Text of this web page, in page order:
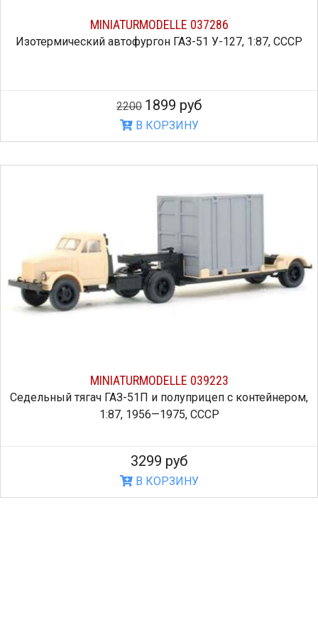
MINIATURMODELLE 037286
Изотермический автофургон ГАЗ-51 У-127, 1:87, СССР
2200 1899 руб
В КОРЗИНУ
MINIATURMODELLE 039223
Седельный тягач ГАЗ-51П и полуприцеп с контейнером,
1:87, 1956—1975, СССР
3299 руб
В КОРЗИНУ